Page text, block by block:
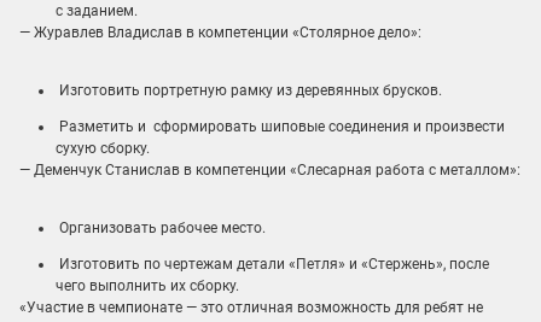
с заданием.
— Журавлев Владислав в компетенции «Столярное дело»:
️ Изготовить портретную рамку из деревянных брусков.
️ Разметить и сформировать шиповые соединения и произвести
сухую сборку.
— Деменчук Станислав в компетенции «Слесарная работа с металлом»:
Организовать рабочее место.
️ Изготовить по чертежам детали «Петля» и «Стержень», после
чего выполнить их сборку.
«Участие в чемпионате — это отличная возможность для ребят не